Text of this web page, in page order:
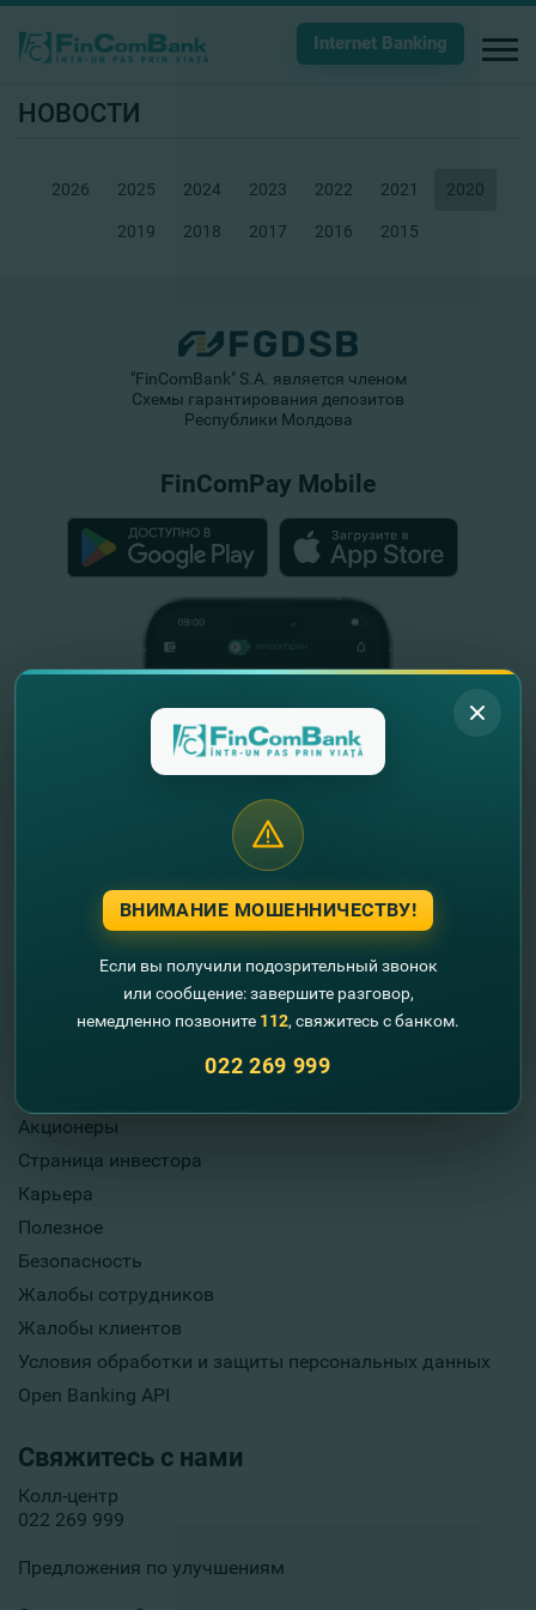
Internet Banking
НОВОСТИ
2026 2025 2024 2023 2022 2021 2020
2019 2018 2017 2016 2015
Полезная информация
Акционеры
Страница инвестора
Карьера
Полезное
Безопасность
Жалобы сотрудников
Жалобы клиентов
Условия обработки и защиты персональных данных
Open Banking API
Свяжитесь с нами
Колл-центр
022 269 999
Предложения по улучшениям
"FinComBank" S.A. является членом
Схемы гарантирования депозитов
Республики Молдова
FinComPay Mobile
ВНИМАНИЕ МОШЕННИЧЕСТВУ!
Если вы получили подозрительный звонок
или сообщение: завершите разговор,
немедленно позвоните 112, свяжитесь с банком.
022 269 999